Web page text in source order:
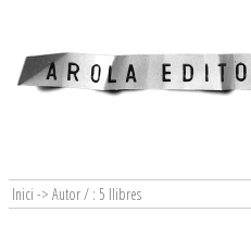
Inici -> Autor / : 5 llibres